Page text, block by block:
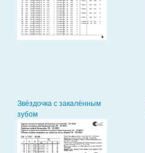
Звёздочка с закалённым
зубом